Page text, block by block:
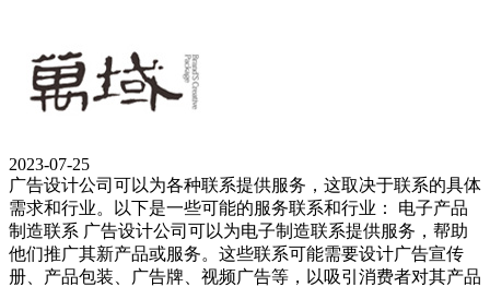
2023-07-25
广告设计公司可以为各种联系提供服务，这取决于联系的具体
需求和行业。以下是一些可能的服务联系和行业： 电子产品
制造联系 广告设计公司可以为电子制造联系提供服务，帮助
他们推广其新产品或服务。这些联系可能需要设计广告宣传
册、产品包装、广告牌、视频广告等，以吸引消费者对其产品